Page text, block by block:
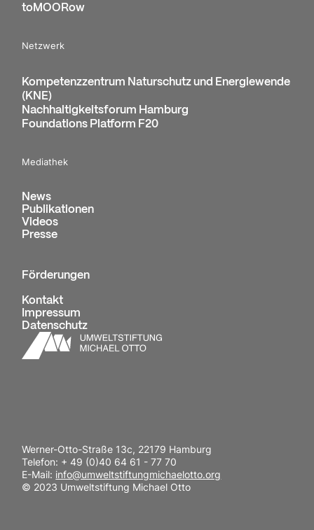
Werner-Otto-Straße 13c, 22179 Hamburg
Telefon: + 49 (0)40 64 61 - 77 70
E-Mail: info@umweltstiftungmichaelotto.org
© 2023 Umweltstiftung Michael Otto
toMOORow
Netzwerk
Kompetenzzentrum Naturschutz und Energiewende
(KNE)
Nachhaltigkeitsforum Hamburg
Foundations Platform F20
Mediathek
News
Publikationen
Videos
Presse
Förderungen
Kontakt
Impressum
Datenschutz